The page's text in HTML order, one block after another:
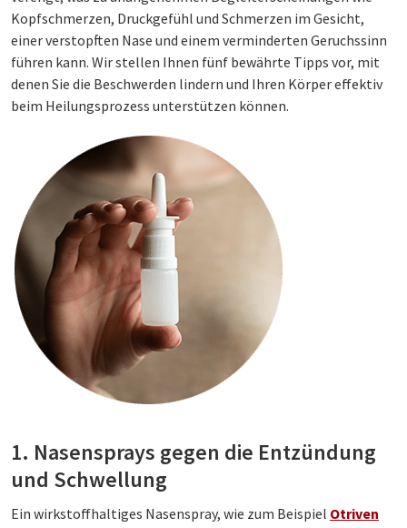
Kopfschmerzen, Druckgefühl und Schmerzen im Gesicht,
einer verstopften Nase und einem verminderten Geruchssinn
führen kann. Wir stellen Ihnen fünf bewährte Tipps vor, mit
denen Sie die Beschwerden lindern und Ihren Körper effektiv
beim Heilungsprozess unterstützen können.
1. Nasensprays gegen die Entzündung
und Schwellung
Ein wirkstoffhaltiges Nasenspray, wie zum Beispiel Otriven